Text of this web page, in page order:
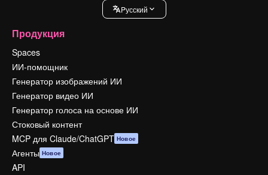
Pусский
Продукция
Spaces
ИИ-помощник
Генератор изображений ИИ
Генератор видео ИИ
Генератор голоса на основе ИИ
Стоковый контент
MCP для Claude/ChatGPT Новое
Агенты Новое
API